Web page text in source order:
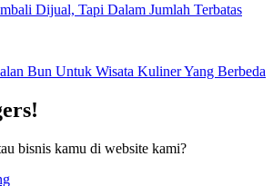
Dijual, Tapi Dalam Jumlah Terbatas
Bun Untuk Wisata Kuliner Yang Berbeda
bisnis kamu di website kami?